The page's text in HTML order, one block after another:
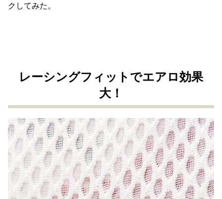
クしてみた。
レーシングフィットでエアロ効果
大！